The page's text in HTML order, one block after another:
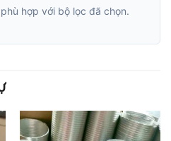
hợp với bộ lọc đã chọn.